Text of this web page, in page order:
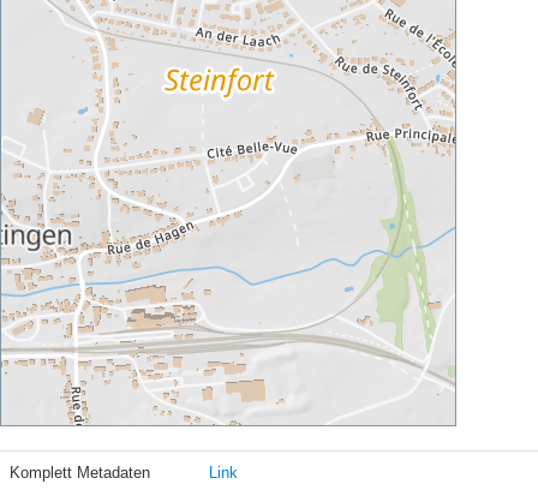
Komplett Metadaten Link